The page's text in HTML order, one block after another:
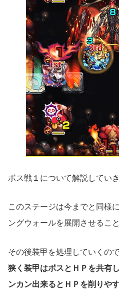
ボス戦１について解説していき
このステージは今までと同様
ングウォールを展開させるこ
その後装甲を処理していくので
狭く装甲はボスとＨＰを共有
ンカン出来るとＨＰを削りや